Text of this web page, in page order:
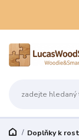
Doplňky k